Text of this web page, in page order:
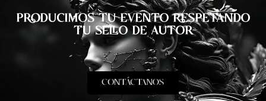
PRODUCIMOS TU EVENTO RESPETANDO
TU SELLO DE AUTOR
CONTÁCTANOS